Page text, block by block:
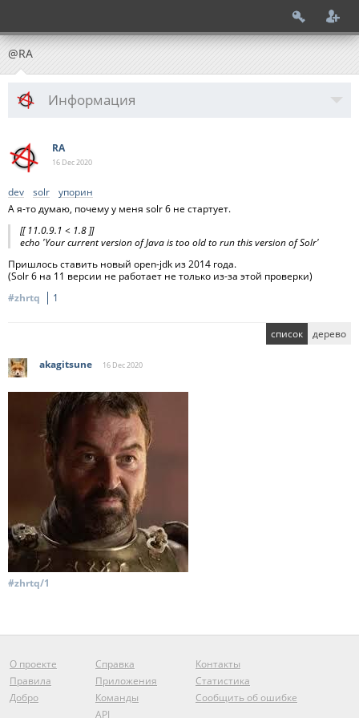
@RA
Информация
RA
16 Dec2020
dev solr
упорин
А я-то думаю, почему у меня solr 6 не стартует.
[[ 11.0.9.1 < 1.8 ]]
echo 'Your current version of Java is too old to run this version of Solr'
Пришлось ставить новый open-jdk из 2014 года.
(Solr 6 на 11 версии не работает не только из-за этой проверки)
#zhrtq
1
список дерево
akagitsune 16 Dec2020
#zhrtq/1
О проекте
Правила
Добро
Справка
Приложения
Команды
API
Контакты
Статистика
Сообщить об ошибке